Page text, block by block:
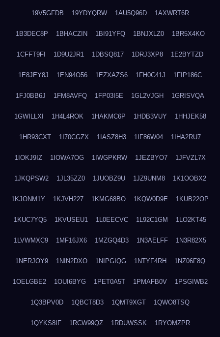
19V5GFDB 19YDYQRW 1AU5Q96D 1AXWRT6R
1B3DEC8P 1BHACZIN 1BI91YFQ 1BNJXLZ0 1BR5X4KO
1CFFT9FI 1D9U2JR1 1DBSQ817 1DRJ3XP8 1E2BYTZD
1E8JEY8J 1EN94O56 1EZXAZS6 1FH0C41J 1FIP186C
1FJ0BB6J 1FM8AVFQ 1FP03I5E 1GL2VJGH 1GRISVQA
1GWILLXI 1H4L4ROK 1HAKMC6P 1HDB3VUY 1HHJEK58
1HR93CXT 1I70CGZX 1IASZ8H3 1IF86W04 1IHA2RU7
1IOKJ9IZ 1IOWA7OG 1IWGPKRW 1JEZBYO7 1JFVZL7X
1JKQPSW2 1JL35ZZ0 1JUOBZ9U 1JZ9UNM8 1K1OOBX2
1KJONM1Y 1KJVH227 1KMG68BO 1KQW0D9E 1KUB22OP
1KUC7YQ5 1KVUSEU1 1L0EECVC 1L92C1GM 1LO2KT45
1LVWMXC9 1MF16JX6 1MZGQ4D3 1N3AELFF 1N3R82X5
1NERJOY9 1NIN2DXO 1NIPGIQG 1NTYF4RH 1NZ06F8Q
1OELGBE2 1OUI6BYG 1PET0A5T 1PMAFB0V 1PSGIWB2
1Q3BPV0D 1QBCT8D3 1QMT9XGT 1QWO8TSQ
1QYKS8IF 1RCW99QZ 1RDUWSSK 1RYOMZPR